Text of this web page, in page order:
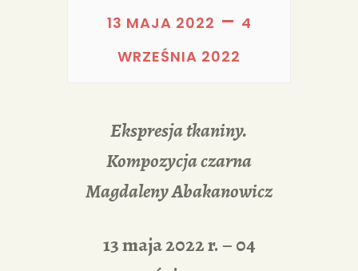
13 MAJA 2022 – 4
WRZEŚNIA 2022
Ekspresja tkaniny.
Kompozycja czarna
Magdaleny Abakanowicz
13 maja 2022 r. – 04